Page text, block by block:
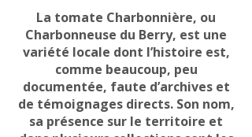
La tomate Charbonnière, ou
Charbonneuse du Berry, est une
variété locale dont l’histoire est,
comme beaucoup, peu
documentée, faute d’archives et
de témoignages directs. Son nom,
sa présence sur le territoire et